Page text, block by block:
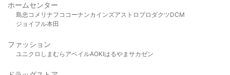
ホームセンター
島忠 コメリ ナフコ コーナンカインズアストロプロダクツDCM
ジョイフル本田
ファッション
ユニクロ しまむら アベイルAOKIはるやま サカゼン